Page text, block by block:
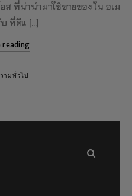
ที่น่านำมาใช้ขายของ ใน อเม
ที่ดีแ […]
reading
ามทั่วไป